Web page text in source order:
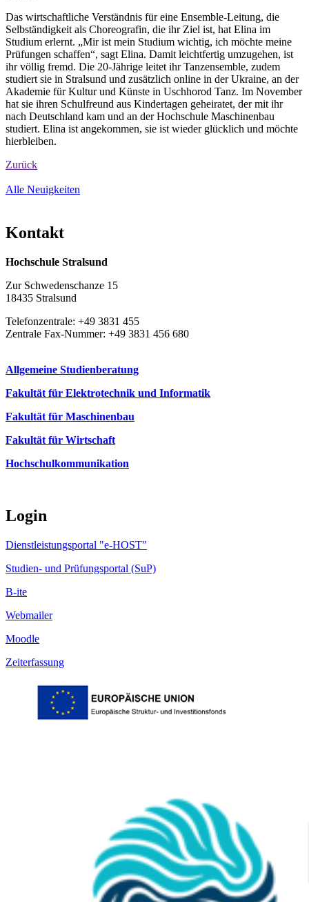
Das wirtschaftliche Verständnis für eine Ensemble-Leitung, die
Selbständigkeit als Choreografin, die ihr Ziel ist, hat Elina im
Studium erlernt. „Mir ist mein Studium wichtig, ich möchte meine
Prüfungen schaffen“, sagt Elina. Damit leichtfertig umzugehen, ist
ihr völlig fremd. Die 20-Jährige leitet ihr Tanzensemble, zudem
studiert sie in Stralsund und zusätzlich online in der Ukraine, an der
Akademie für Kultur und Künste in Uschhorod Tanz. Im November
hat sie ihren Schulfreund aus Kindertagen geheiratet, der mit ihr
nach Deutschland kam und an der Hochschule Maschinenbau
studiert. Elina ist angekommen, sie ist wieder glücklich und möchte
hierbleiben.
Zurück
Alle Neuigkeiten
Kon­takt
Hochschule Stralsund
Zur Schwedenschanze 15
18435 Stralsund
Telefonzentrale: +49 3831 455
Zentrale Fax-Nummer: +49 3831 456 680
Allgemeine Studienberatung
Fakultät für Elektrotechnik und Informatik
Fakultät für Maschinenbau
Fakultät für Wirtschaft
Hochschulkommunikation
Login
Dienstleistungsportal "e-HOST"
Studien- und Prüfungsportal (SuP)
B-ite
Webmailer
Moodle
Zeiterfassung